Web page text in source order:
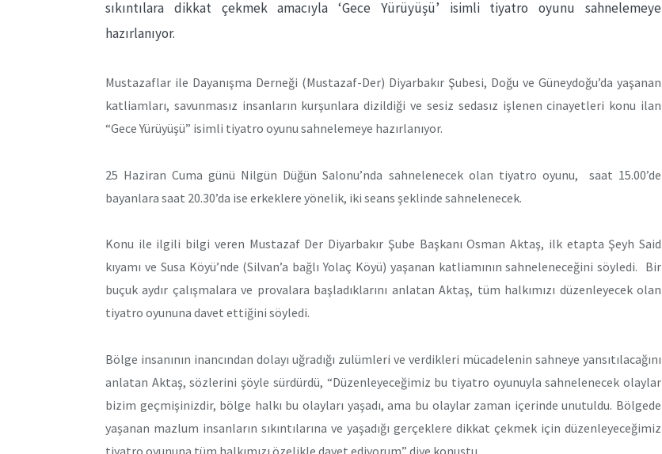
sıkıntılara dikkat çekmek amacıyla ‘Gece Yürüyüşü’ isimli tiyatro oyunu sahnelemeye
hazırlanıyor.
Mustazaflar ile Dayanışma Derneği (Mustazaf-Der) Diyarbakır Şubesi, Doğu ve Güneydoğu’da yaşanan
katliamları, savunmasız insanların kurşunlara dizildiği ve sesiz sedasız işlenen cinayetleri konu ilan
“Gece Yürüyüşü” isimli tiyatro oyunu sahnelemeye hazırlanıyor.
25 Haziran Cuma günü Nilgün Düğün Salonu’nda sahnelenecek olan tiyatro oyunu, saat 15.00’de
bayanlara saat 20.30’da ise erkeklere yönelik, iki seans şeklinde sahnelenecek.
Konu ile ilgili bilgi veren Mustazaf Der Diyarbakır Şube Başkanı Osman Aktaş, ilk etapta Şeyh Said
kıyamı ve Susa Köyü’nde (Silvan’a bağlı Yolaç Köyü) yaşanan katliamının sahneleneceğini söyledi. Bir
buçuk aydır çalışmalara ve provalara başladıklarını anlatan Aktaş, tüm halkımızı düzenleyecek olan
tiyatro oyununa davet ettiğini söyledi.
Bölge insanının inancından dolayı uğradığı zulümleri ve verdikleri mücadelenin sahneye yansıtılacağını
anlatan Aktaş, sözlerini şöyle sürdürdü, “Düzenleyeceğimiz bu tiyatro oyunuyla sahnelenecek olaylar
bizim geçmişinizdir, bölge halkı bu olayları yaşadı, ama bu olaylar zaman içerinde unutuldu. Bölgede
yaşanan mazlum insanların sıkıntılarına ve yaşadığı gerçeklere dikkat çekmek için düzenleyeceğimiz